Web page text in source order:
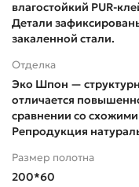
влагостойкий PUR-
Детали
закаленной стали.
Отделка
Эко Шпон —
отличается
сравнении со
Репродукция
Размер полотна
200*60